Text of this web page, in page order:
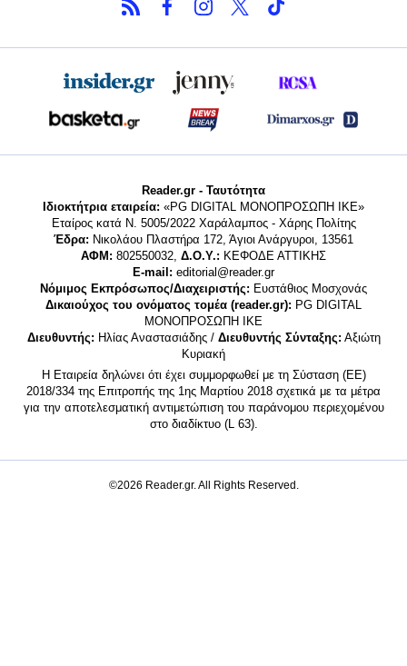
Reader.gr - Ταυτότητα
Ιδιοκτήτρια εταιρεία: «PG DIGITAL MONΟΠΡΟΣΩΠΗ ΙΚΕ»
Εταίρος κατά Ν. 5005/2022 Χαράλαμπος - Χάρης Πολίτης
Έδρα: Νικολάου Πλαστήρα 172, Άγιοι Ανάργυροι, 13561
ΑΦΜ: 802550032, Δ.Ο.Υ.: ΚΕΦΟΔΕ ΑΤΤΙΚΗΣ
E-mail: editorial@reader.gr
Νόμιμος Εκπρόσωπος/Διαχειριστής: Ευστάθιος Μοσχονάς
Δικαιούχος του ονόματος τομέα (reader.gr): PG DIGITAL
MONΟΠΡΟΣΩΠΗ ΙΚΕ
Διευθυντής: Ηλίας Αναστασιάδης / Διευθυντής Σύνταξης: Αξιώτη
Κυριακή
Η Εταιρεία δηλώνει ότι έχει συμμορφωθεί με τη Σύσταση (ΕΕ)
2018/334 της Επιτροπής της 1ης Μαρτίου 2018 σχετικά με τα μέτρα
για την αποτελεσματική αντιμετώπιση του παράνομου περιεχομένου
στο διαδίκτυο (L 63).
©2026 Reader.gr. All Rights Reserved.